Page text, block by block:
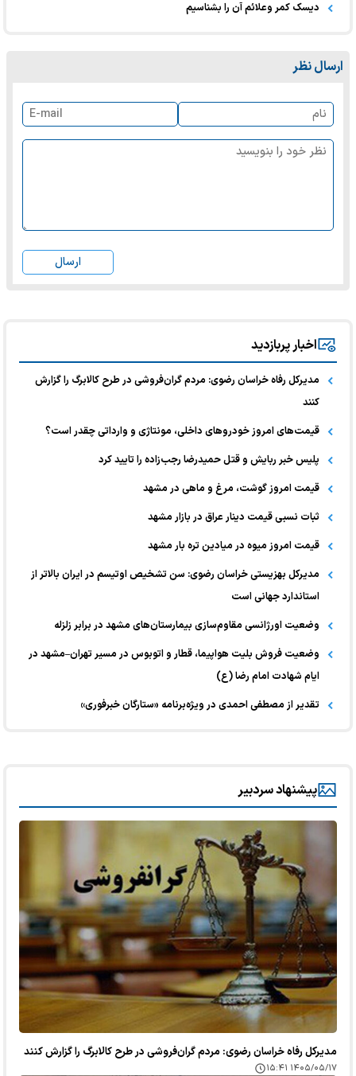
دیسک کمر وعلائم آن را بشناسیم
ارسال نظر
ارسال
اخبار پربازدید
مدیرکل رفاه خراسان رضوی: مردم گران‌فروشی در طرح کالابرگ را گزارش
کنند
قیمت‌های امروز خودرو‌های داخلی، مونتاژی و وارداتی چقدر است؟
پلیس خبر ربایش و قتل حمیدرضا رجب‌زاده را تایید کرد
قیمت امروز گوشت، مرغ و ماهی در مشهد
ثبات نسبی قیمت دینار عراق در بازار مشهد
قیمت امروز میوه در میادین تره بار مشهد
مدیرکل بهزیستی خراسان رضوی: سن تشخیص اوتیسم در ایران بالاتر از
استاندارد جهانی است
وضعیت اورژانسی مقاوم‌سازی بیمارستان‌های مشهد در برابر زلزله
وضعیت فروش بلیت هواپیما، قطار و اتوبوس در مسیر تهران–مشهد در
ایام شهادت امام رضا (ع)
تقدیر از مصطفی احمدی در ویژه‌برنامه «ستارگان خبرفوری»
پیشنهاد سردبیر
مدیرکل رفاه خراسان رضوی: مردم گران‌فروشی در طرح کالابرگ را گزارش کنند
۱۴۰۵/۰۵/۱۷ ۱۵:۴۱